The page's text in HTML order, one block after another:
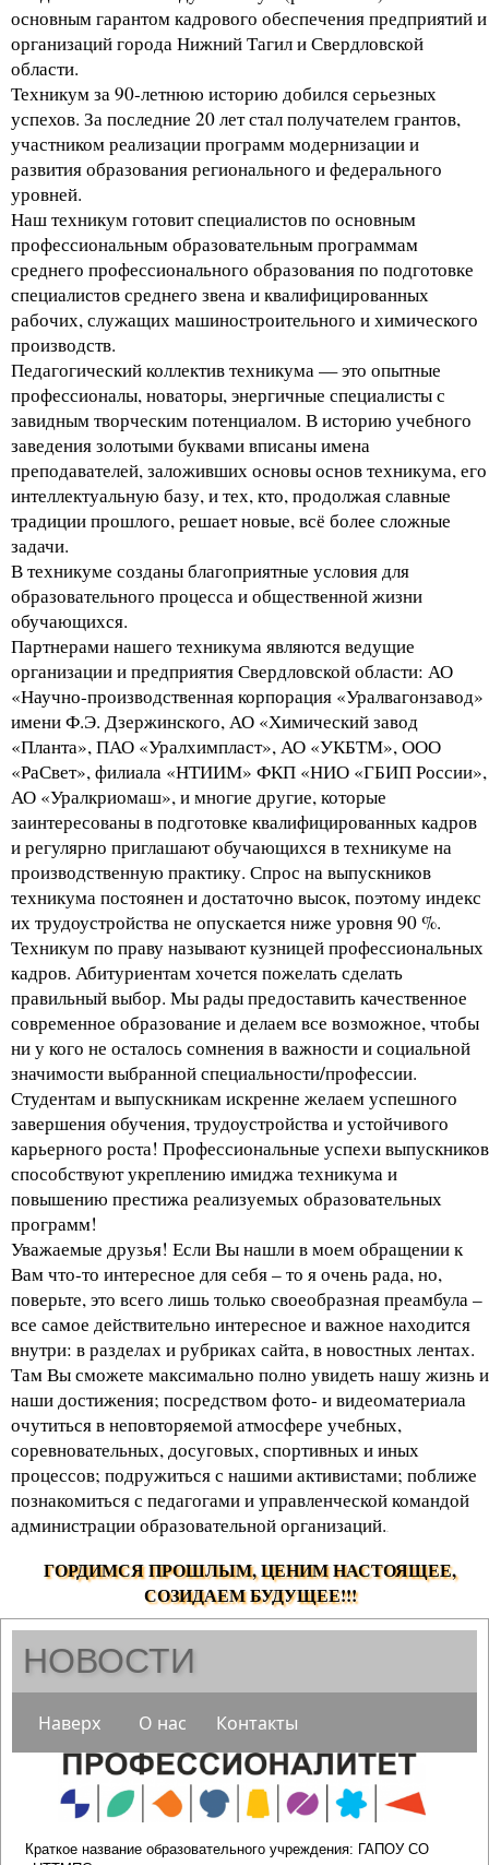
основным гарантом кадрового обеспечения предприятий и
организаций города Нижний Тагил и Свердловской
области.
Техникум за 90-летнюю историю добился серьезных
успехов. За последние 20 лет стал получателем грантов,
участником реализации программ модернизации и
развития образования регионального и федерального
уровней.
Наш техникум готовит специалистов по основным
профессиональным образовательным программам
среднего профессионального образования по подготовке
специалистов среднего звена и квалифицированных
рабочих, служащих машиностроительного и химического
производств.
Педагогический коллектив техникума — это опытные
профессионалы, новаторы, энергичные специалисты с
завидным творческим потенциалом. В историю учебного
заведения золотыми буквами вписаны имена
преподавателей, заложивших основы основ техникума, его
интеллектуальную базу, и тех, кто, продолжая славные
традиции прошлого, решает новые, всё более сложные
задачи.
В техникуме созданы благоприятные условия для
образовательного процесса и общественной жизни
обучающихся.
Партнерами нашего техникума являются ведущие
организации и предприятия Свердловской области: АО
«Научно-производственная корпорация «Уралвагонзавод»
имени Ф.Э. Дзержинского, АО «Химический завод
«Планта», ПАО «Уралхимпласт», АО «УКБТМ», ООО
«РаСвет», филиала «НТИИМ» ФКП «НИО «ГБИП России»,
АО «Уралкриомаш», и многие другие, которые
заинтересованы в подготовке квалифицированных кадров
и регулярно приглашают обучающихся в техникуме на
производственную практику. Спрос на выпускников
техникума постоянен и достаточно высок, поэтому индекс
их трудоустройства не опускается ниже уровня 90 %.
Техникум по праву называют кузницей профессиональных
кадров. Абитуриентам хочется пожелать сделать
правильный выбор. Мы рады предоставить качественное
современное образование и делаем все возможное, чтобы
ни у кого не осталось сомнения в важности и социальной
значимости выбранной специальности/профессии.
Студентам и выпускникам искренне желаем успешного
завершения обучения, трудоустройства и устойчивого
карьерного роста! Профессиональные успехи выпускников
способствуют укреплению имиджа техникума и
повышению престижа реализуемых образовательных
программ!
Уважаемые друзья! Если Вы нашли в моем обращении к
Вам что-то интересное для себя – то я очень рада, но,
поверьте, это всего лишь только своеобразная преамбула –
все самое действительно интересное и важное находится
внутри: в разделах и рубриках сайта, в новостных лентах.
Там Вы сможете максимально полно увидеть нашу жизнь и
наши достижения; посредством фото- и видеоматериала
очутиться в неповторяемой атмосфере учебных,
соревновательных, досуговых, спортивных и иных
процессов; подружиться с нашими активистами; поближе
познакомиться с педагогами и управленческой командой
администрации образовательной организаций.
ГОРДИМСЯ ПРОШЛЫМ, ЦЕНИМ НАСТОЯЩЕЕ,
СОЗИДАЕМ БУДУЩЕЕ!!!